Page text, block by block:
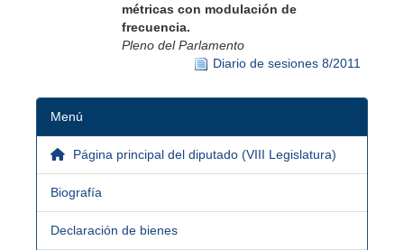
métricas con modulación de
frecuencia.
Pleno del Parlamento
Diario de sesiones 8/2011
Menú
Página principal del diputado (VIII Legislatura)
Biografía
Declaración de bienes